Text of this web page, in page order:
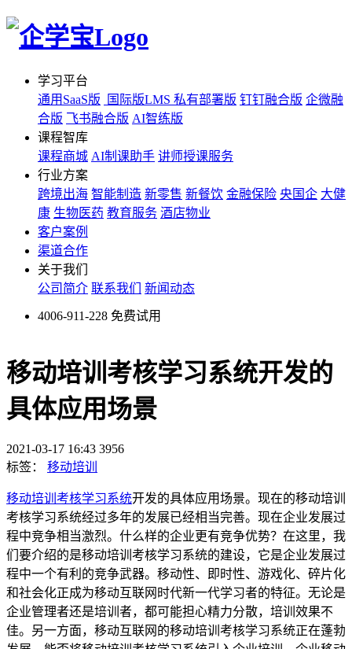
学习平台
通用SaaS版
国际版LMS 私有部署版 钉钉融合版 企微融
合版 飞书融合版 AI智练版
课程智库
课程商城 AI制课助手 讲师授课服务
行业方案
跨境出海 智能制造 新零售 新餐饮 金融保险 央国企 大健
康 生物医药 教育服务 酒店物业
客户案例
渠道合作
关于我们
公司简介 联系我们 新闻动态
4006-911-228 免费试用
移动培训考核学习系统开发的
具体应用场景
2021-03-17 16:43 3956
标签：
移动培训
移动培训考核学习系统开发的具体应用场景。现在的移动培训
考核学习系统经过多年的发展已经相当完善。现在企业发展过
程中竞争相当激烈。什么样的企业更有竞争优势？在这里，我
们要介绍的是移动培训考核学习系统的建设，它是企业发展过
程中一个有利的竞争武器。移动性、即时性、游戏化、碎片化
和社会化正成为移动互联网时代新一代学习者的特征。无论是
企业管理者还是培训者，都可能担心精力分散，培训效果不
佳。另一方面，移动互联网的移动培训考核学习系统正在蓬勃